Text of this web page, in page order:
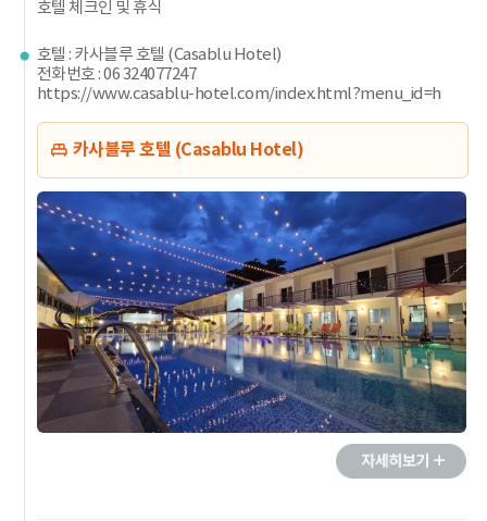
호텔 체크인 및 휴식
호텔 : 카사블루 호텔 (Casablu Hotel)
전화번호 : 06 324077247
https://www.casablu-hotel.com/index.html?menu_id=h
카사블루 호텔 (Casablu Hotel)